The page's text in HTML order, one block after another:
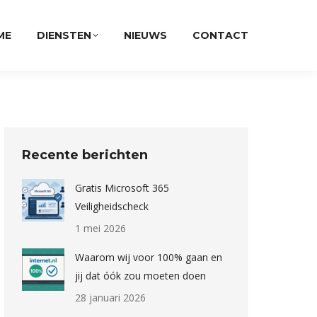
DIENSTEN NIEUWS CONTACT
Recente berichten
Gratis Microsoft 365
Veiligheidscheck
1 mei 2026
Waarom wij voor 100% gaan en
jij dat óók zou moeten doen
28 januari 2026